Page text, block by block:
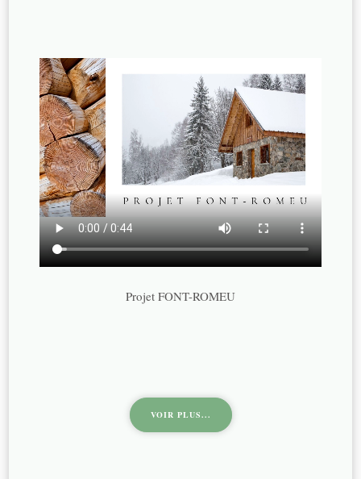
Projet FONT-ROMEU
VOIR PLUS...